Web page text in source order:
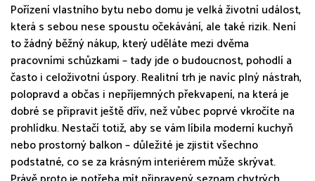
Pořízení vlastního bytu nebo domu je velká životní událost,
která s sebou nese spoustu očekávání, ale také rizik. Není
to žádný běžný nákup, který uděláte mezi dvěma
pracovními schůzkami – tady jde o budoucnost, pohodlí a
často i celoživotní úspory. Realitní trh je navíc plný nástrah,
polopravd a občas i nepříjemných překvapení, na která je
dobré se připravit ještě dřív, než vůbec poprvé vkročíte na
prohlídku. Nestačí totiž, aby se vám líbila moderní kuchyň
nebo prostorný balkon – důležité je zjistit všechno
podstatné, co se za krásným interiérem může skrývat.